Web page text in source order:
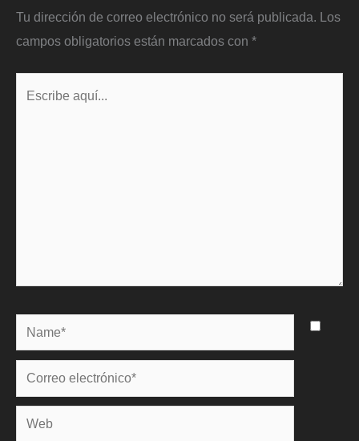
Tu dirección de correo electrónico no será publicada. Los
campos obligatorios están marcados con *
Name*
Correo
electrónico*
Web